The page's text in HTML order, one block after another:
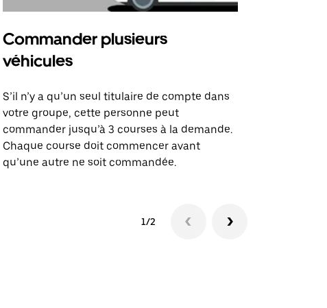
Commander plusieurs
véhicules
S’il n’y a qu’un seul titulaire de compte dans
votre groupe, cette personne peut
commander jusqu’à 3 courses à la demande.
Chaque course doit commencer avant
qu’une autre ne soit commandée.
1/2